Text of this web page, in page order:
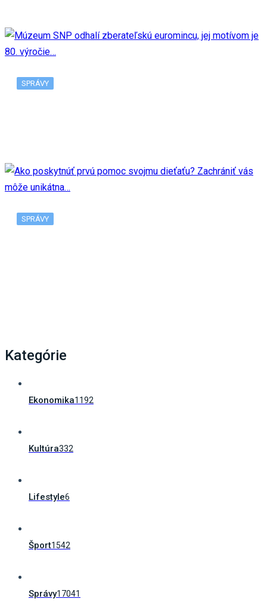
SPRÁVY
SPRÁVY
Kategórie
Ekonomika1192
Kultúra332
Lifestyle6
Šport1542
Správy17041